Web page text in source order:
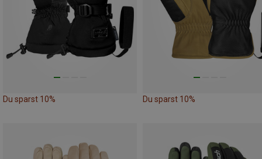
Du sparst 10% Du sparst 10%